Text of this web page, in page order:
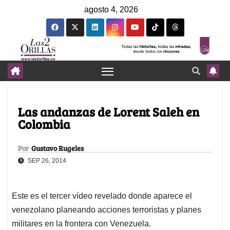
agosto 4, 2026
Las andanzas de Lorent Saleh en
Colombia
Por Gustavo Rugeles
SEP 26, 2014
Este es el tercer vídeo revelado donde aparece el
venezolano planeando acciones terroristas y planes
militares en la frontera con Venezuela.